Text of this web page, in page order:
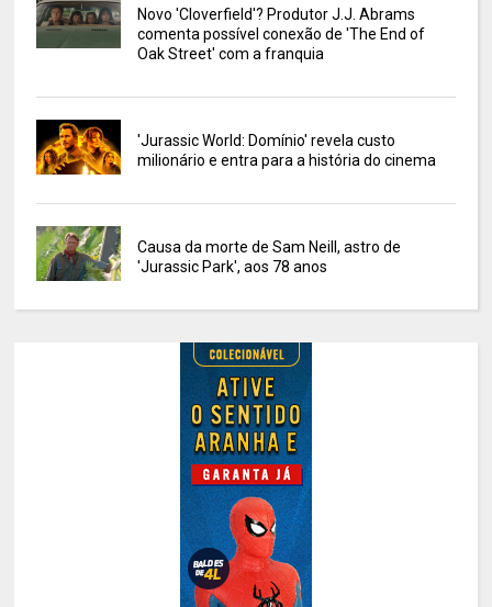
Novo 'Cloverfield'? Produtor J.J. Abrams
comenta possível conexão de 'The End of
Oak Street' com a franquia
'Jurassic World: Domínio' revela custo
milionário e entra para a história do cinema
Causa da morte de Sam Neill, astro de
'Jurassic Park', aos 78 anos